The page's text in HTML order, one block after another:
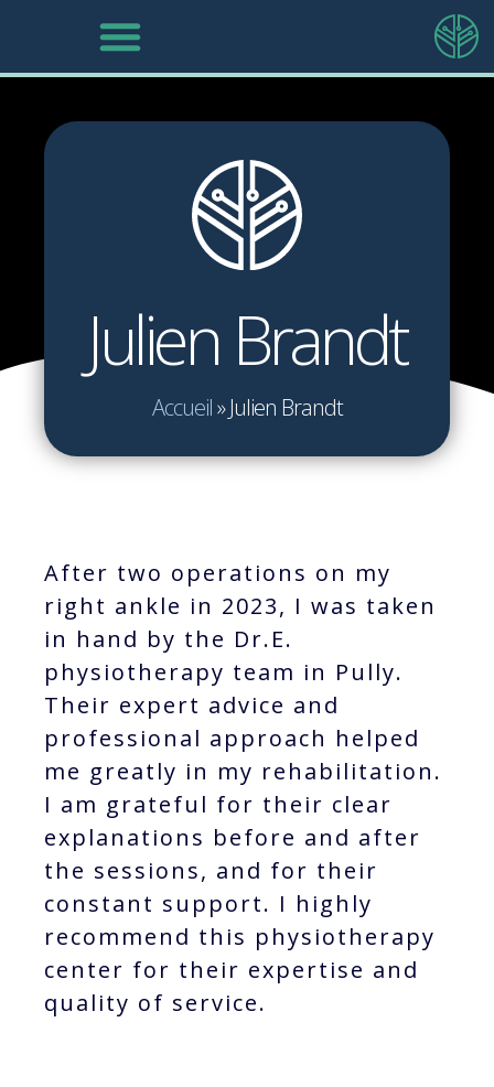
Julien Brandt
Accueil»Julien Brandt
After two operations on my
right ankle in 2023, I was taken
in hand by the Dr.E.
physiotherapy team in Pully.
Their expert advice and
professional approach helped
me greatly in my rehabilitation.
I am grateful for their clear
explanations before and after
the sessions, and for their
constant support. I highly
recommend this physiotherapy
center for their expertise and
quality of service.